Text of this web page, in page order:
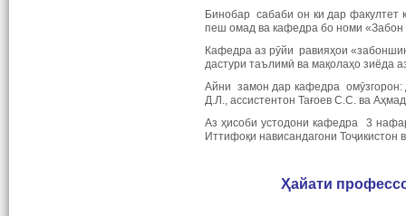
Бинобар сабаби он ки дар факултет
пеш омад ва кафедра бо номи «Забон
Кафедра аз рӯйи равияҳои
дастури таълимӣ ва мақолаҳо зиёда
Айни замон дар кафедра омӯзгорон:
Д.Л., ассистентон Тағоев С.С. ва
Аз ҳисоби устодони кафедра 3
Иттифоқи нависандагони
Ҳайати